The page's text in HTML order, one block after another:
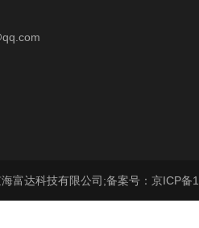
富达科技有限公司;备案号：京ICP备